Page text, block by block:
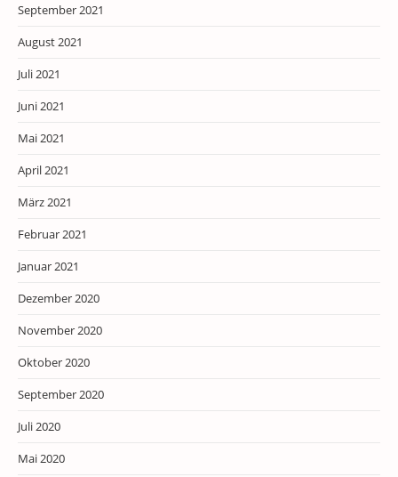
September 2021
August 2021
Juli 2021
Juni 2021
Mai 2021
April 2021
März 2021
Februar 2021
Januar 2021
Dezember 2020
November 2020
Oktober 2020
September 2020
Juli 2020
Mai 2020